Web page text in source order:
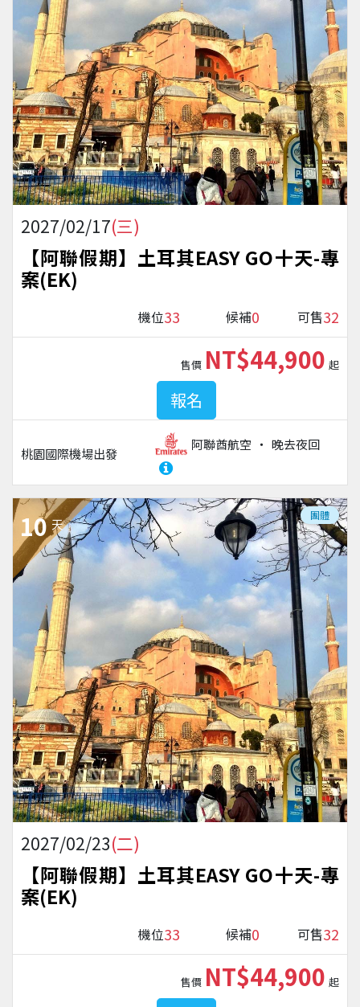
2027/02/17(三)
【阿聯假期】土耳其EASY GO十天-專
案(EK)
機位33 候補0 可售32
桃園國際機場出發
阿聯酋航空 晚去夜回
售價 NT$44,900 起
報名
10 天
團體
2027/02/23(二)
【阿聯假期】土耳其EASY GO十天-專
案(EK)
機位33 候補0 可售32
售價 NT$44,900 起